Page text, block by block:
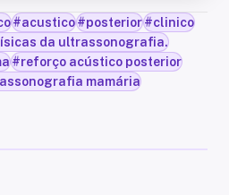
#acustico#posterior#clinico
da ultrassonografia.
#reforço acústico posterior
mamária